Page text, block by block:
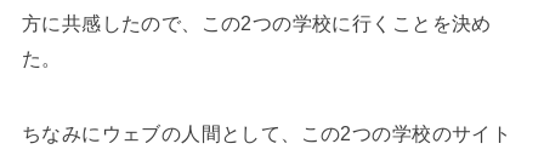
方に共感したので、この2つの学校に行くことを決め
た。
ちなみにウェブの人間として、この2つの学校のサイト